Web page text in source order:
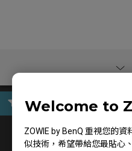
Welcome to
ZOWIE by BenQ 重視您的
似技術，希望帶給您最貼心
使用手冊